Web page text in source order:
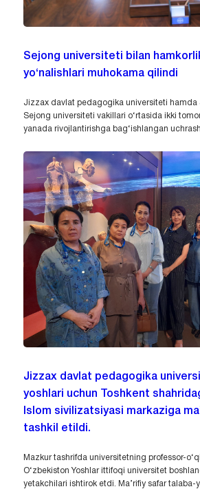
Sejong universiteti bilan
yo‘nalishlari muhokama qilindi
Jizzax davlat pedagogika universiteti hamda
Sejong universiteti vakillari o‘rtasida ikki
yanada rivojlantirishga bag‘ishlangan
Jizzax davlat pedagogika
yoshlari uchun Toshkent
Islom sivilizatsiyasi markaziga
tashkil etildi.
Mazkur tashrifda universitetning professor-
O‘zbekiston Yoshlar ittifoqi universitet
yetakchilari ishtirok etdi. Ma’rifiy safar talaba-